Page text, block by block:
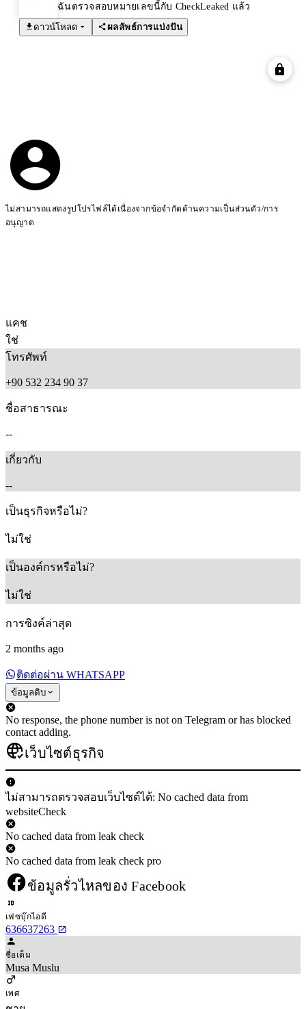
ฉันตรวจสอบหมายเลขนี้กับ CheckLeaked แล้ว
ดาวน์โหลด
ผลลัพธ์การแบ่งปัน
ไม่สามารถแสดงรูปโปรไฟล์ได้เนื่องจากข้อจำกัดด้านความเป็นส่วนตัว/การ
อนุญาต
แคช
ใช่
โทรศัพท์
+90 532 234 90 37
ชื่อสาธารณะ
--
เกี่ยวกับ
--
เป็นธุรกิจหรือไม่?
ไม่ใช่
เป็นองค์กรหรือไม่?
ไม่ใช่
การซิงค์ล่าสุด
2 months ago
ติดต่อผ่าน WHATSAPP
ข้อมูลดิบ
No response, the phone number is not on Telegram or has blocked
contact adding.
เว็บไซต์ธุรกิจ
ไม่สามารถตรวจสอบเว็บไซต์ได้: No cached data from
websiteCheck
No cached data from leak check
No cached data from leak check pro
ข้อมูลรั่วไหลของ Facebook
เฟซบุ๊กไอดี
636637263
ชื่อเต็ม
Musa Muslu
เพศ